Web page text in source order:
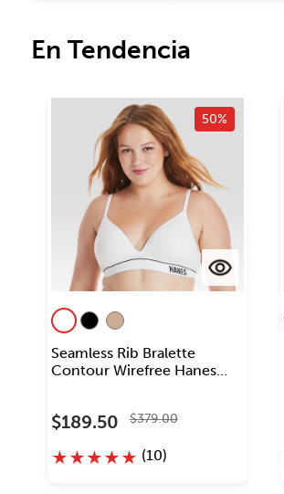
En Tendencia
50%
Seamless Rib Bralette
Contour Wirefree Hanes
$189.50 $379.00
★★★★★ (10)